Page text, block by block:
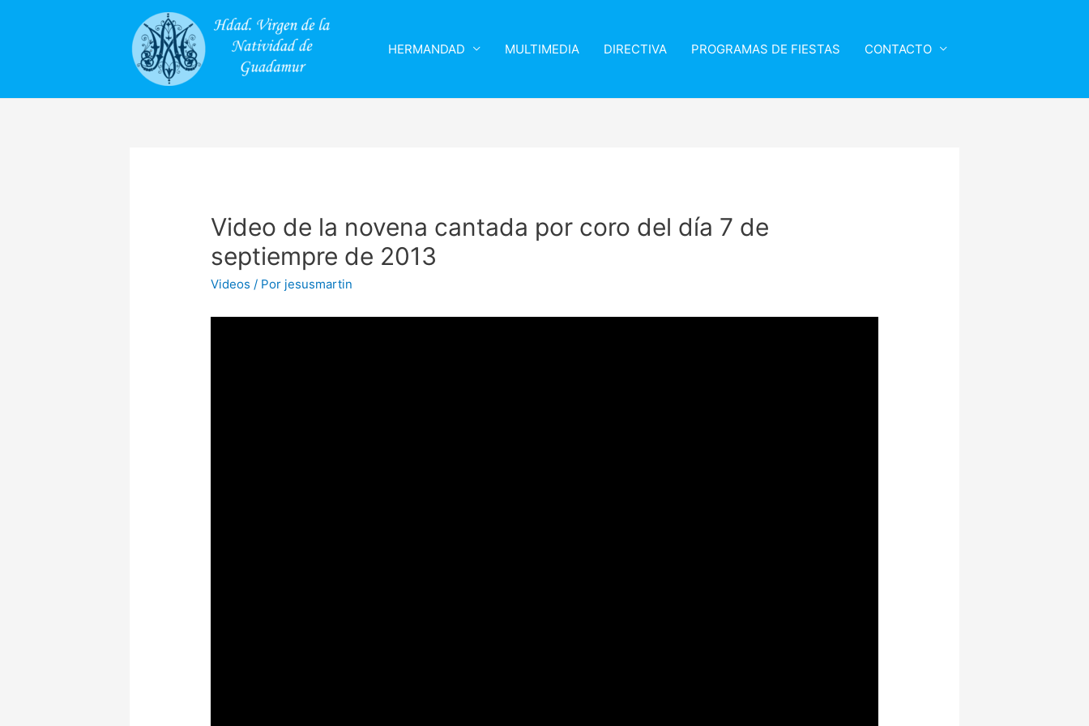
HERMANDAD MULTIMEDIA DIRECTIVA PROGRAMAS DE FIESTAS CONTACTO
Video de la novena cantada por coro del día 7 de
septiempre de 2013
Videos / Por jesusmartin